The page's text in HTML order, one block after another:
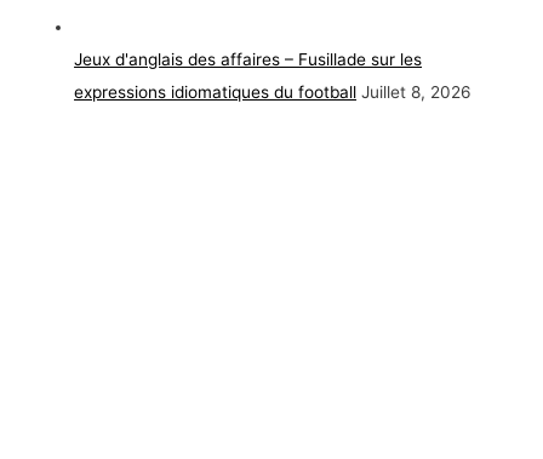
Jeux d'anglais des affaires – Fusillade sur les
expressions idiomatiques du football Juillet 8, 2026